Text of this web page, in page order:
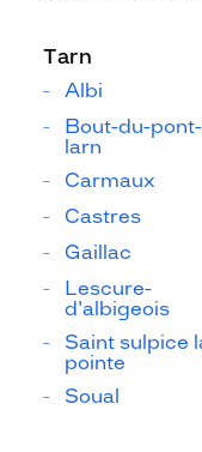
Tarn
Albi
Bout-du-
larn
Carmaux
Castres
Gaillac
Lescure-
d'albigeois
Saint sulpice
pointe
Soual